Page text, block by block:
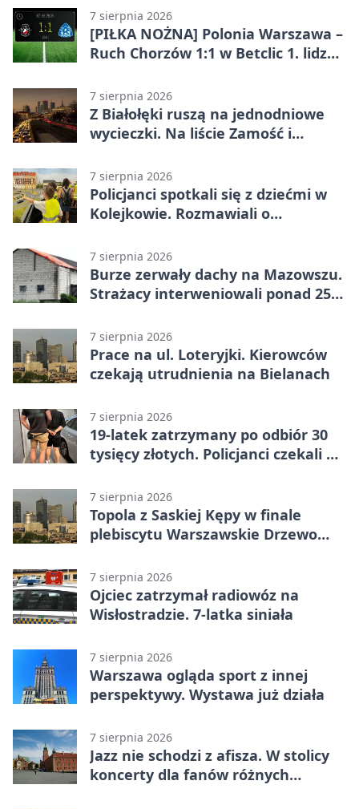
7 sierpnia 2026
[PIŁKA NOŻNA] Polonia Warszawa –
Ruch Chorzów 1:1 w Betclic 1. lidze.
7 sierpnia 2026
Z Białołęki ruszą na jednodniowe
wycieczki. Na liście Zamość i
7 sierpnia 2026
Policjanci spotkali się z dziećmi w
Kolejkowie. Rozmawiali o
7 sierpnia 2026
Burze zerwały dachy na Mazowszu.
Strażacy interweniowali ponad 250
7 sierpnia 2026
Prace na ul. Loteryjki. Kierowców
czekają utrudnienia na Bielanach
7 sierpnia 2026
19-latek zatrzymany po odbiór 30
tysięcy złotych. Policjanci czekali w
7 sierpnia 2026
Topola z Saskiej Kępy w finale
plebiscytu Warszawskie Drzewo
7 sierpnia 2026
Ojciec zatrzymał radiowóz na
Wisłostradzie. 7-latka siniała
7 sierpnia 2026
Warszawa ogląda sport z innej
perspektywy. Wystawa już działa
7 sierpnia 2026
Jazz nie schodzi z afisza. W stolicy
koncerty dla fanów różnych